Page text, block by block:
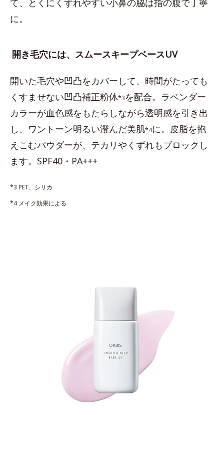
て、とくにくずれやすい小鼻の脇は指の腹で丁寧
に。
開き毛穴には、スムースキープベースUV
開いた毛穴や凹凸をカバーして、時間がたっても
くすませない凹凸補正粉体*3を配合。ラベンダー
カラーが血色感をもたらしながら透明感を引き出
し、ワントーン明るい澄んだ美肌*4に。皮脂を抱
えこむパウダーが、テカリやくずれもブロックし
ます。SPF40・PA+++
*3 PET、シリカ
*4 メイク効果による